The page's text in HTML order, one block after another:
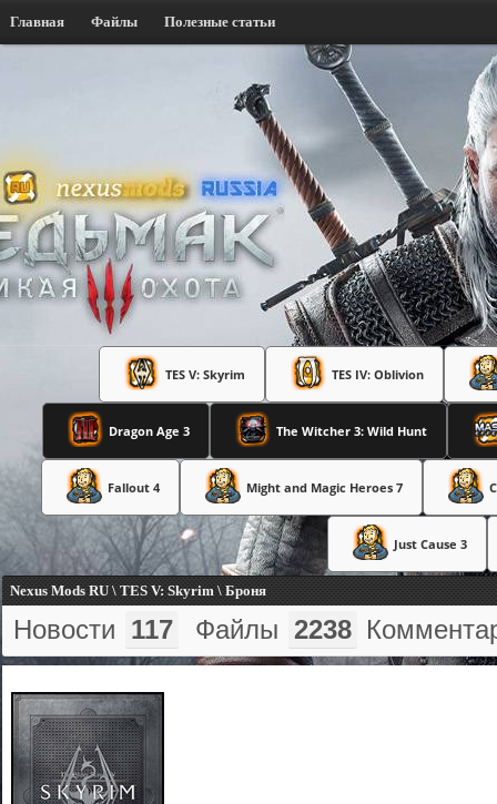
Главная Файлы Полезные статьи
TES V: Skyrim TES IV: Oblivion
Dragon Age 3 The Witcher 3: Wild Hunt
Fallout 4 Might and Magic Heroes 7
Just Cause 3
Nexus Mods RU \ TES V: Skyrim \ Броня
Новости 117 Файлы 2238